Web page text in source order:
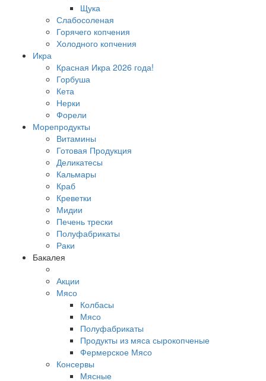
Щука
Слабосоленая
Горячего копчения
Холодного копчения
Икра
Красная Икра 2026 года!
Горбуша
Кета
Нерки
Форели
Морепродукты
Витамины
Готовая Продукция
Деликатесы
Кальмары
Краб
Креветки
Мидии
Печень трески
Полуфабрикаты
Раки
Бакалея
Акции
Мясо
Колбасы
Мясо
Полуфабрикаты
Продукты из мяса сырокопченые
Фермерское Мясо
Консервы
Мясные